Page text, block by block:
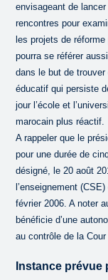
envisageant de
rencontres pour
les projets de
pourra se référer
dans le but de
éducatif qui persiste
jour l’école et
marocain plus réactif.
A rappeler que le
pour une durée de
désigné, le 20 août
l’enseignement
février 2006. A noter
bénéficie d’une
au contrôle de la Cour
Instance